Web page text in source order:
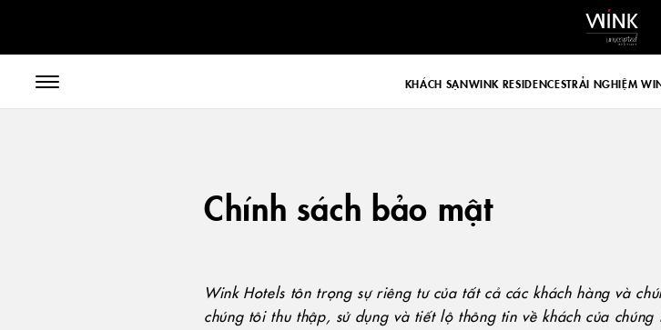
KHÁCH SẠNWINK RESIDENCESTRẢI NGHIỆM
Chính sách bảo mật
Wink Hotels tôn trọng sự riêng tư của tất cả các khách hàng và
chúng tôi thu thập, sử dụng và tiết lộ thông tin về khách của chúng